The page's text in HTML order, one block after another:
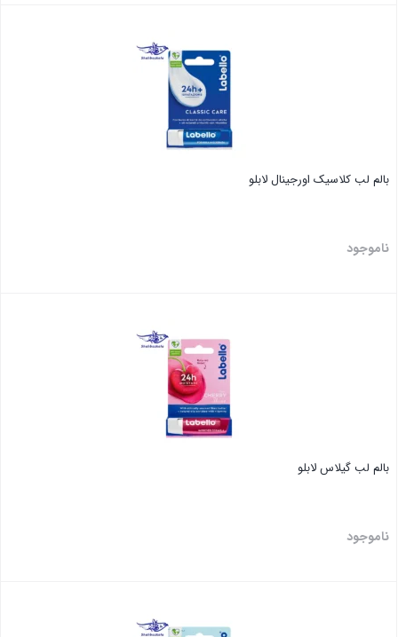
بالم لب کلاسیک اورجینال لابلو
ناموجود
بالم لب گیلاس لابلو
ناموجود